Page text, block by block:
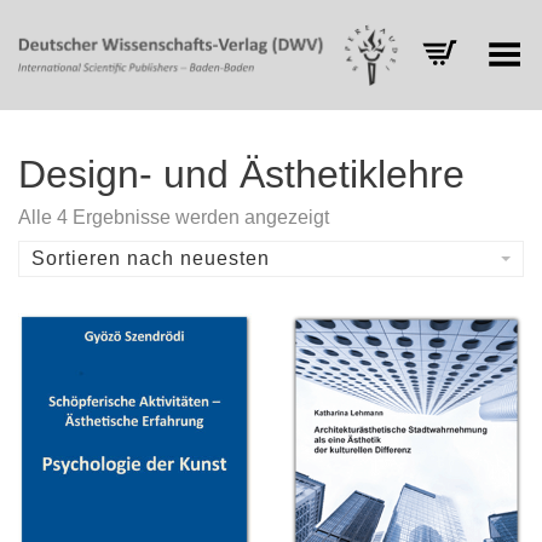
Toggle Menu
Design- und Ästhetiklehre
Alle 4 Ergebnisse werden angezeigtNach
Sortieren nach neuesten